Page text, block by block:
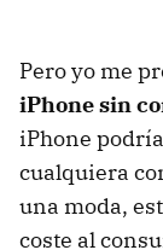
Pero yo me
iPhone sin
iPhone
cualquiera
una moda,
coste al